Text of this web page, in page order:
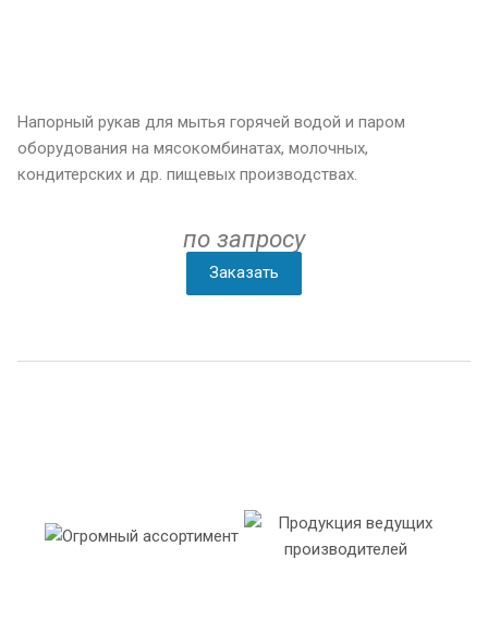
Напорный рукав для мытья горячей водой и паром
оборудования на мясокомбинатах, молочных,
кондитерских и др. пищевых производствах.
по запросу
Заказать